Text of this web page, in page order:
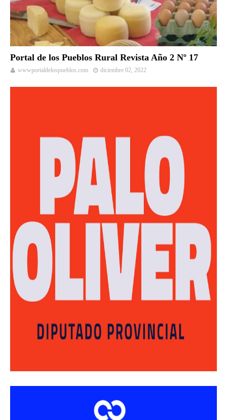
Portal de los Pueblos Rural Revista Año 2 Nº 17
wwwportaldelospueblos.com diciembre 02, 2022